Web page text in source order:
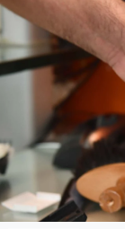
KÜLTÜR-
YAŞAM
RESMİ
Son
Haber